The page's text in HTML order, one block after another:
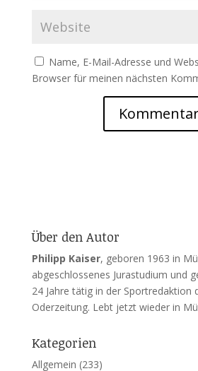
Name, E-Mail-Adresse und
Browser für meinen nächsten
Über den Autor
Philipp Kaiser, geboren 1963 in
abgeschlossenes Jurastudium und
24 Jahre tätig in der Sportredaktion
Oderzeitung. Lebt jetzt wieder in
Kategorien
Allgemein (233)